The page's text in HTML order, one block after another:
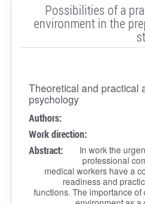
Possibilities of a
environment in the
Theoretical and practical
psychology
Authors:
Work direction:
Abstract:
In work the
professional
medical workers have a
readiness and
functions. The importance